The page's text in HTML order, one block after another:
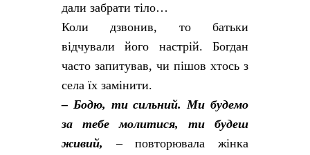
дали забрати тіло…
Коли дзвонив, то батьки
відчували його настрій. Богдан
часто запитував, чи пішов хтось з
села їх замінити.
– Бодю, ти сильний. Ми будемо
за тебе молитися, ти будеш
живий, – повторювала жінка